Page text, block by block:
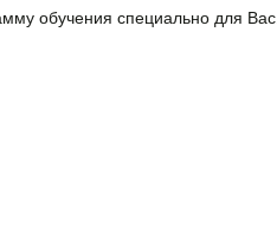
обучения специально для Вас.